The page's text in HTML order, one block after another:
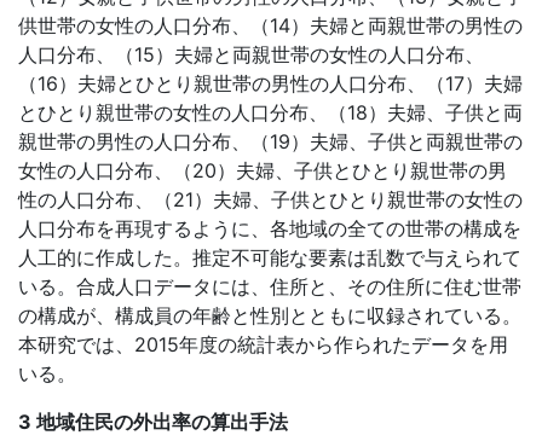
供世帯の女性の人口分布、（14）夫婦と両親世帯の男性の
人口分布、（15）夫婦と両親世帯の女性の人口分布、
（16）夫婦とひとり親世帯の男性の人口分布、（17）夫婦
とひとり親世帯の女性の人口分布、（18）夫婦、子供と両
親世帯の男性の人口分布、（19）夫婦、子供と両親世帯の
女性の人口分布、（20）夫婦、子供とひとり親世帯の男
性の人口分布、（21）夫婦、子供とひとり親世帯の女性の
人口分布を再現するように、各地域の全ての世帯の構成を
人工的に作成した。推定不可能な要素は乱数で与えられて
いる。合成人口データには、住所と、その住所に住む世帯
の構成が、構成員の年齢と性別とともに収録されている。
本研究では、2015年度の統計表から作られたデータを用
いる。
3 地域住民の外出率の算出手法